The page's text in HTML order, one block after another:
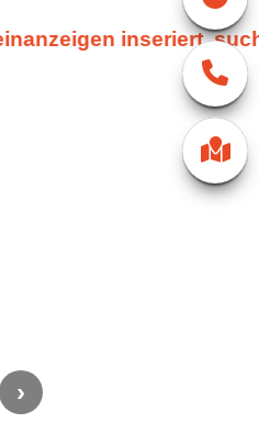
inseriert, suchen